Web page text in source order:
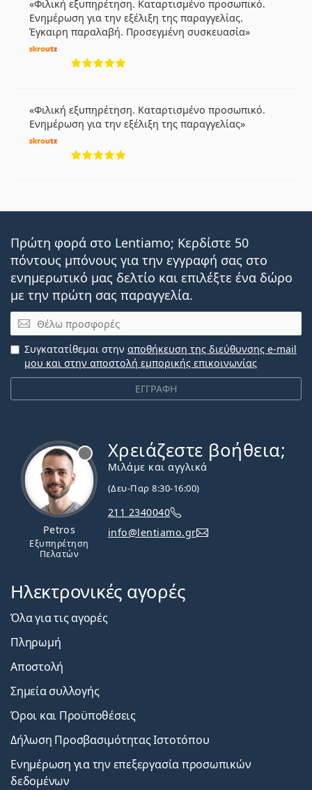
Φιλική εξυπηρέτηση. Καταρτισμένο προσωπικό.
Ενημέρωση για την εξέλιξη της παραγγελίας.
Έγκαιρη παραλαβή. Προσεγμένη συσκευασία
Φιλική εξυπηρέτηση. Καταρτισμένο προσωπικό.
Ενημέρωση για την εξέλιξη της παραγγελίας
Πρώτη φορά στο Lentiamo; Κερδίστε 50
πόντους μπόνους για την εγγραφή σας στο
ενημερωτικό μας δελτίο και επιλέξτε ένα δώρο
με την πρώτη σας παραγγελία.
Email
ΕΓΓΡΑΦΗ
Συγκατατίθεμαι στην αποθήκευση της διεύθυνσης e-mail
μου και στην αποστολή εμπορικής επικοινωνίας
Petros
Εξυπηρέτηση
Πελατών
Χρειάζεστε βοήθεια;
Μιλάμε και αγγλικά
(Δευ-Παρ 8:30-16:00)
211 2340040
info@lentiamo.gr
Ηλεκτρονικές αγορές
Όλα για τις αγορές
Πληρωμή
Αποστολή
Σημεία συλλογής
Όροι και Προϋποθέσεις
Δήλωση Προσβασιμότητας Ιστοτόπου
Ενημέρωση για την επεξεργασία προσωπικών
δεδομένων